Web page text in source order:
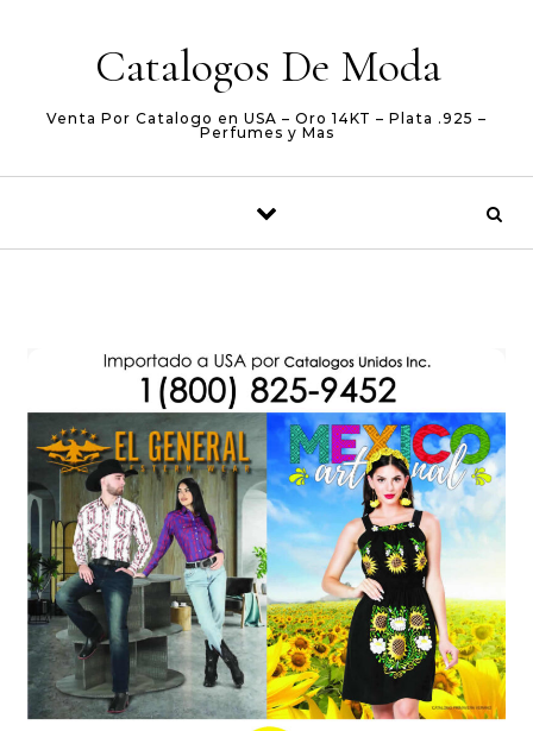
Catalogos De Moda
Venta Por Catalogo en USA – Oro 14KT – Plata .925 –
Perfumes y Mas